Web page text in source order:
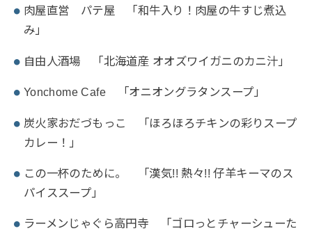
肉屋直営 パテ屋 「和牛入り！肉屋の牛すじ煮込
み」
自由人酒場 「北海道産 オオズワイガニのカニ汁」
Yonchome Cafe 「オニオングラタンスープ」
炭火家おだづもっこ 「ほろほろチキンの彩りスープ
カレー！」
この一杯のために。 「漢気!! 熱々!! 仔羊キーマのス
パイススープ」
ラーメンじゃぐら高円寺 「ゴロっとチャーシューた